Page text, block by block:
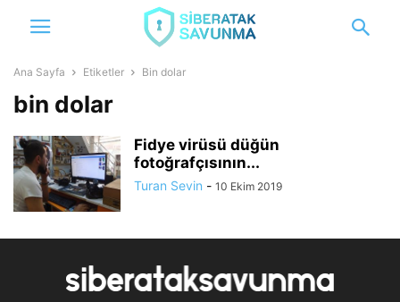
Ana Sayfa Etiketler Bin dolar
bin dolar
Fidye virüsü düğün
fotoğrafçısının...
Turan Sevin - 10 Ekim 2019